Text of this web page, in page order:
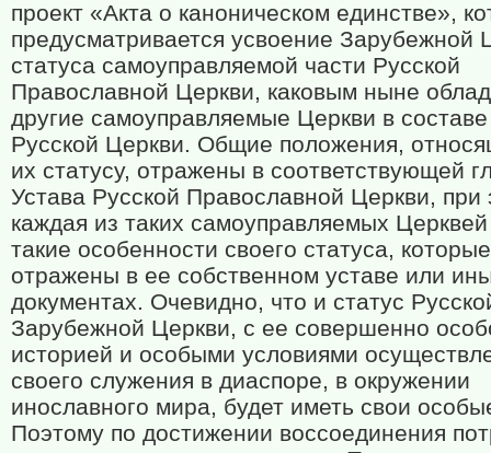
проект «Акта о каноническом единстве»,
предусматривается усвоение Зарубежной
статуса самоуправляемой части Русской
Православной Церкви, каковым ныне
другие самоуправляемые Церкви в
Русской Церкви. Общие положения,
их статусу, отражены в соответствующей
Устава Русской Православной Церкви, при
каждая из таких самоуправляемых
такие особенности своего статуса, которые
отражены в ее собственном уставе или
документах. Очевидно, что и статус
Зарубежной Церкви, с ее совершенно
историей и особыми условиями
своего служения в диаспоре, в окружении
инославного мира, будет иметь свои
Поэтому по достижении воссоединения